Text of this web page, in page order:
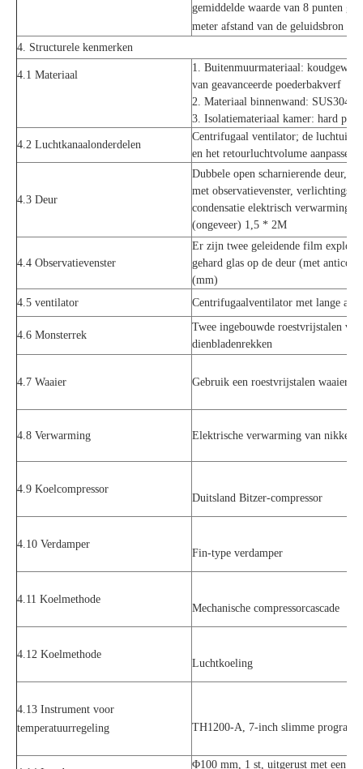
gemiddelde waarde van 8 punten
meter afstand van de geluidsbron
4. Structurele kenmerken
4.1 Materiaal
1. Buitenmuurmateriaal:
van geavanceerde poederbakverf
2. Materiaal binnenwand: SUS304 #
3. Isolatiemateriaal kamer: hard
4.2 Luchtkanaalonderdelen
Centrifugaal ventilator; de
en het retourluchtvolume aanpassen
4.3 Deur
Dubbele open scharnierende deur,
met observatievenster,
condensatie elektrisch
(ongeveer) 1,5 * 2M
4.4 Observatievenster
Er zijn twee geleidende film
gehard glas op de deur (met
(mm)
4.5 ventilator
Centrifugaalventilator met lange as
4.6 Monsterrek
Twee ingebouwde roestvrijstalen
dienbladenrekken
4.7 Waaier Gebruik een roestvrijstalen waaier
4.8 Verwarming Elektrische verwarming van nikkel-
4.9 Koelcompressor
Duitsland Bitzer-compressor
​4.10 Verdamper
Fin-type verdamper
4.11 Koelmethode
Mechanische compressorcascade
4.12 Koelmethode
Luchtkoeling
4.13 Instrument voor
temperatuurregeling
TH1200-A, 7-inch slimme
Φ100 mm, 1 st, uitgerust met een